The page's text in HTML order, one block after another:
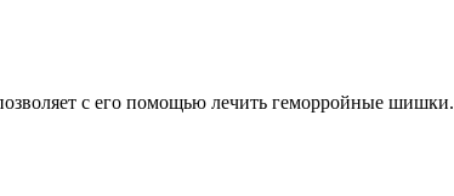
с его помощью лечить геморройные шишки.